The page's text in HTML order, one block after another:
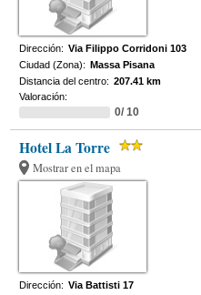
Dirección: Via Filippo Corridoni 103
Ciudad (Zona): Massa Pisana
Distancia del centro: 207.41 km
Valoración:
0/ 10
Hotel La Torre
Mostrar en el mapa
Dirección: Via Battisti 17